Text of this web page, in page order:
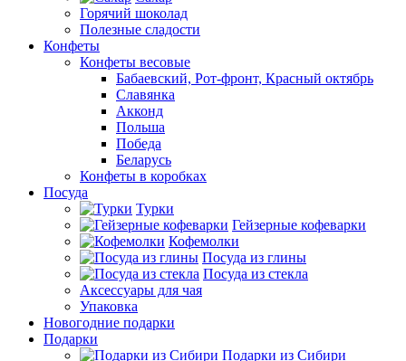
Горячий шоколад
Полезные сладости
Конфеты
Конфеты весовые
Бабаевский, Рот-фронт, Красный октябрь
Славянка
Акконд
Польша
Победа
Беларусь
Конфеты в коробках
Посуда
Турки
Гейзерные кофеварки
Кофемолки
Посуда из глины
Посуда из стекла
Аксессуары для чая
Упаковка
Новогодние подарки
Подарки
Подарки из Сибири